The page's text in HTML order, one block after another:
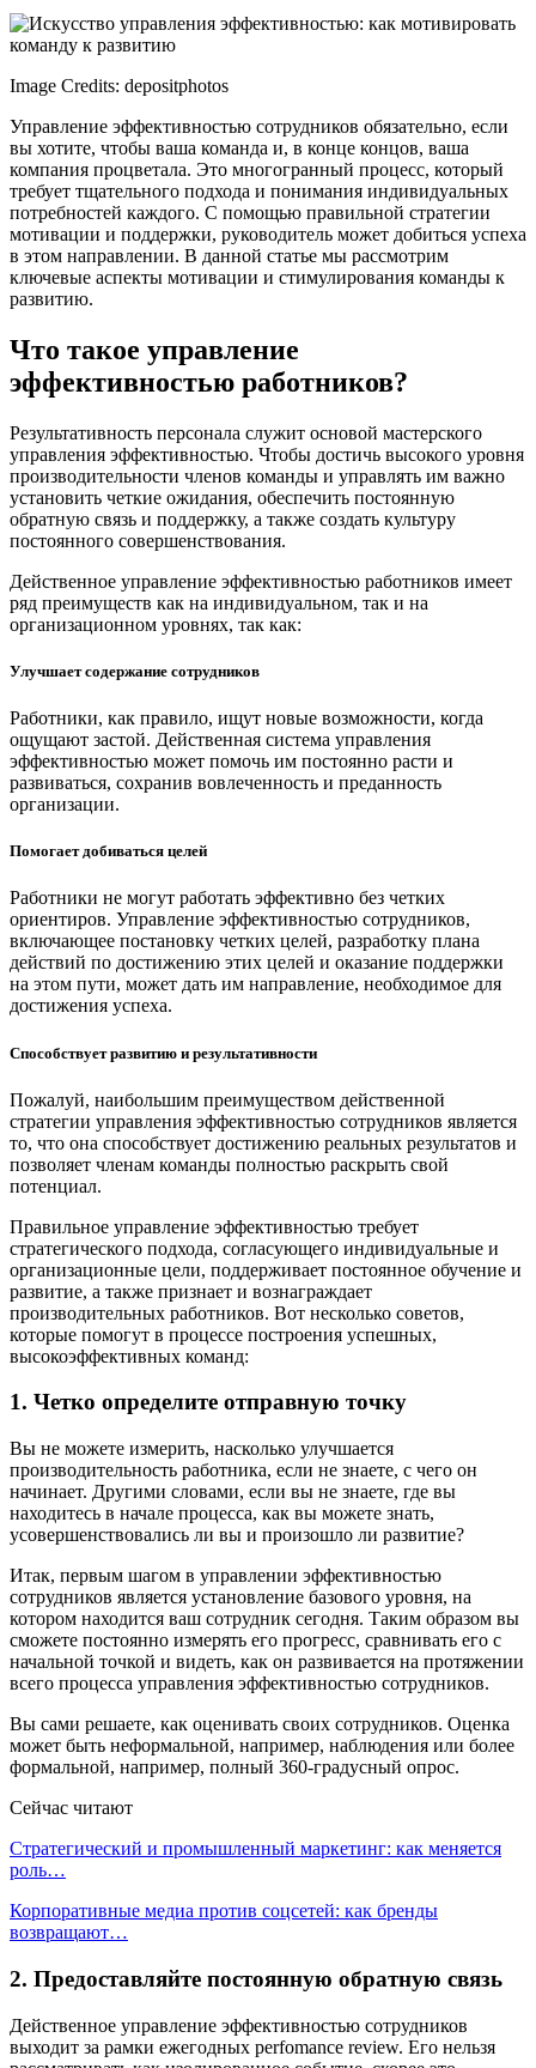
Image Credits: depositphotos
Управление эффективностью сотрудников обязательно, если
вы хотите, чтобы ваша команда и, в конце концов, ваша
компания процветала. Это многогранный процесс, который
требует тщательного подхода и понимания индивидуальных
потребностей каждого. С помощью правильной стратегии
мотивации и поддержки, руководитель может добиться успеха
в этом направлении. В данной статье мы рассмотрим
ключевые аспекты мотивации и стимулирования команды к
развитию.
Что такое управление
эффективностью работников?
Результативность персонала служит основой мастерского
управления эффективностью. Чтобы достичь высокого уровня
производительности членов команды и управлять им важно
установить четкие ожидания, обеспечить постоянную
обратную связь и поддержку, а также создать культуру
постоянного совершенствования.
Действенное управление эффективностью работников имеет
ряд преимуществ как на индивидуальном, так и на
организационном уровнях, так как:
Улучшает содержание сотрудников
Работники, как правило, ищут новые возможности, когда
ощущают застой. Действенная система управления
эффективностью может помочь им постоянно расти и
развиваться, сохранив вовлеченность и преданность
организации.
Помогает добиваться целей
Работники не могут работать эффективно без четких
ориентиров. Управление эффективностью сотрудников,
включающее постановку четких целей, разработку плана
действий по достижению этих целей и оказание поддержки
на этом пути, может дать им направление, необходимое для
достижения успеха.
Способствует развитию и результативности
Пожалуй, наибольшим преимуществом действенной
стратегии управления эффективностью сотрудников является
то, что она способствует достижению реальных результатов и
позволяет членам команды полностью раскрыть свой
потенциал.
Правильное управление эффективностью требует
стратегического подхода, согласующего индивидуальные и
организационные цели, поддерживает постоянное обучение и
развитие, а также признает и вознаграждает
производительных работников. Вот несколько советов,
которые помогут в процессе построения успешных,
высокоэффективных команд:
1. Четко определите отправную точку
Вы не можете измерить, насколько улучшается
производительность работника, если не знаете, с чего он
начинает. Другими словами, если вы не знаете, где вы
находитесь в начале процесса, как вы можете знать,
усовершенствовались ли вы и произошло ли развитие?
Итак, первым шагом в управлении эффективностью
сотрудников является установление базового уровня, на
котором находится ваш сотрудник сегодня. Таким образом вы
сможете постоянно измерять его прогресс, сравнивать его с
начальной точкой и видеть, как он развивается на протяжении
всего процесса управления эффективностью сотрудников.
Вы сами решаете, как оценивать своих сотрудников. Оценка
может быть неформальной, например, наблюдения или более
формальной, например, полный 360-градусный опрос.
Сейчас читают
Стратегический и промышленный маркетинг: как меняется
роль…
Корпоративные медиа против соцсетей: как бренды
возвращают…
2. Предоставляйте постоянную обратную связь
Действенное управление эффективностью сотрудников
выходит за рамки ежегодных perfomance review. Его нельзя